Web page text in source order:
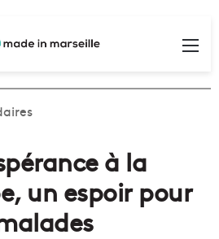
à la
un espoir pour